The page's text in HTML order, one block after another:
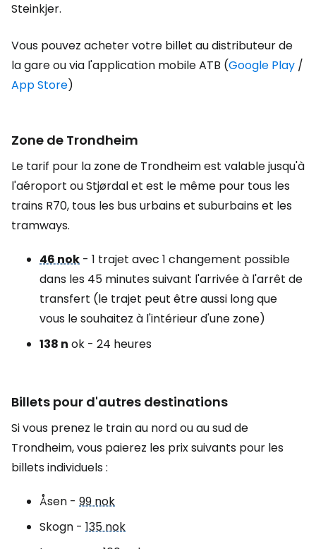
Steinkjer.
Vous pouvez acheter votre billet au distributeur de
la gare ou via l'application mobile ATB (Google Play /
App Store)
Zone de Trondheim
Le tarif pour la zone de Trondheim est valable jusqu'à
l'aéroport ou Stjørdal et est le même pour tous les
trains R70, tous les bus urbains et suburbains et les
tramways.
46 nok - 1 trajet avec 1 changement possible
dans les 45 minutes suivant l'arrivée à l'arrêt de
transfert (le trajet peut être aussi long que
vous le souhaitez à l'intérieur d'une zone)
138 n ok - 24 heures
Billets pour d'autres destinations
Si vous prenez le train au nord ou au sud de
Trondheim, vous paierez les prix suivants pour les
billets individuels :
Åsen - 99 nok
Skogn - 135 nok